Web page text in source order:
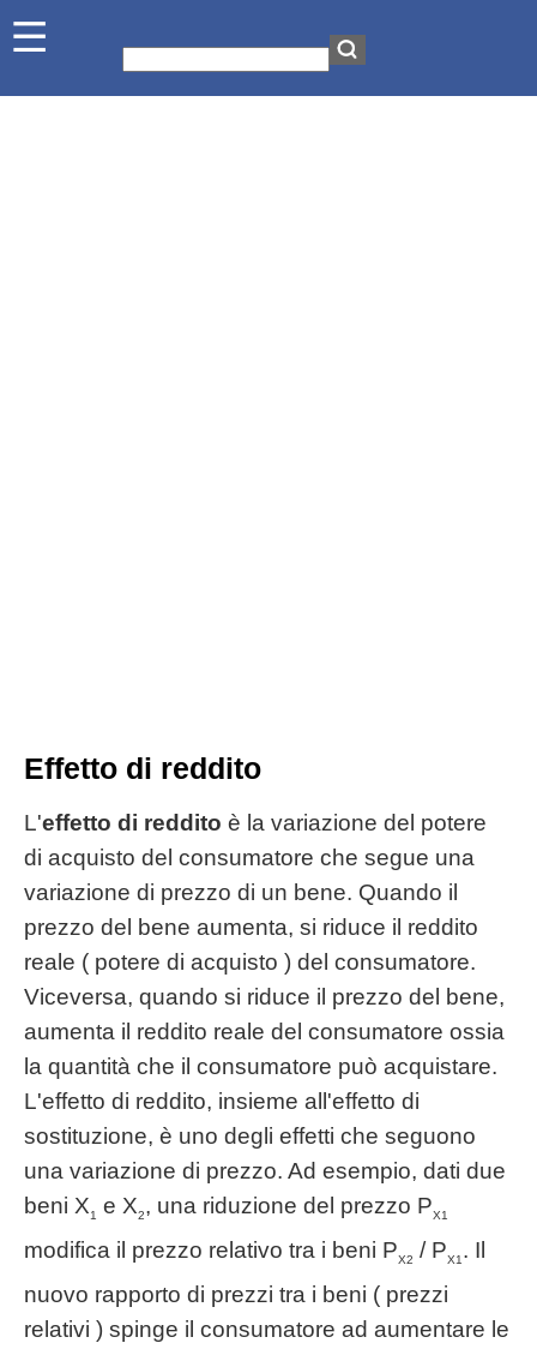
Effetto di reddito
L'effetto di reddito è la variazione del potere
di acquisto del consumatore che segue una
variazione di prezzo di un bene. Quando il
prezzo del bene aumenta, si riduce il reddito
reale ( potere di acquisto ) del consumatore.
Viceversa, quando si riduce il prezzo del bene,
aumenta il reddito reale del consumatore ossia
la quantità che il consumatore può acquistare.
L'effetto di reddito, insieme all'effetto di
sostituzione, è uno degli effetti che seguono
una variazione di prezzo. Ad esempio, dati due
beni X1 e X2, una riduzione del prezzo PX1
modifica il prezzo relativo tra i beni PX2 / PX1 . Il
nuovo rapporto di prezzi tra i beni ( prezzi
relativi ) spinge il consumatore ad aumentare le